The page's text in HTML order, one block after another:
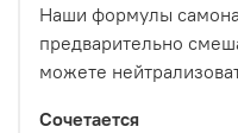
Наши формулы
предварительно
можете
Сочетается